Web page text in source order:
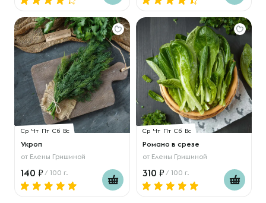
Ср Чт Пт Сб Вс
Укроп
от Елены Гришиной
140 / 100 г.
Ср Чт Пт Сб Вс
Романо в срезе
от Елены Гришиной
310 / 100 г.